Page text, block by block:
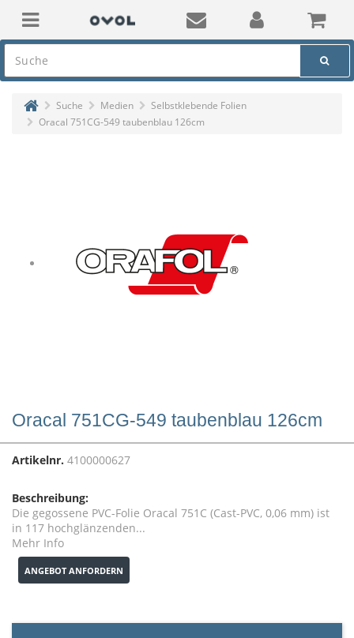
Suche Medien
Selbstklebende Folien
Oracal 751CG-549 taubenblau 126cm
Oracal 751CG-549 taubenblau 126cm
Artikelnr. 4100000627
Beschreibung:
Die gegossene PVC-Folie Oracal 751C (Cast-PVC, 0,06 mm) ist
in 117 hochglänzenden...
Mehr Info
ANGEBOT ANFORDERN